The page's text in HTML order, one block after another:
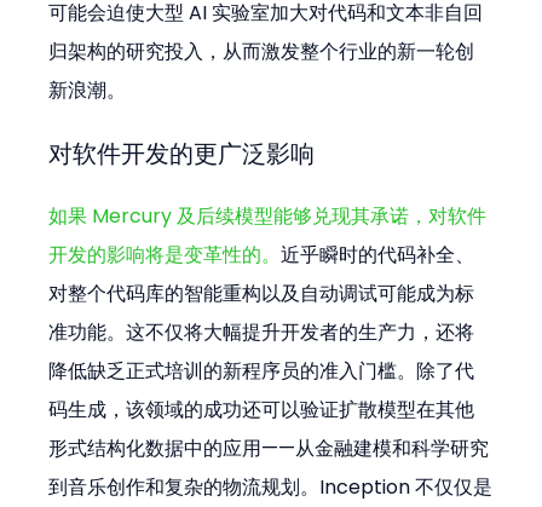
可能会迫使大型 AI 实验室加大对代码和文本非自回
归架构的研究投入，从而激发整个行业的新一轮创
新浪潮。
对软件开发的更广泛影响
如果 Mercury 及后续模型能够兑现其承诺，对软件
开发的影响将是变革性的。近乎瞬时的代码补全、
对整个代码库的智能重构以及自动调试可能成为标
准功能。这不仅将大幅提升开发者的生产力，还将
降低缺乏正式培训的新程序员的准入门槛。除了代
码生成，该领域的成功还可以验证扩散模型在其他
形式结构化数据中的应用——从金融建模和科学研究
到音乐创作和复杂的物流规划。Inception 不仅仅是